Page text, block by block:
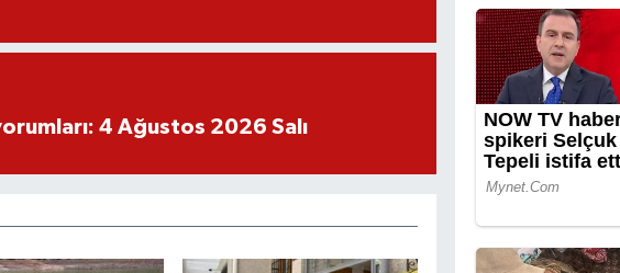
4 Ağustos 2026 Salı